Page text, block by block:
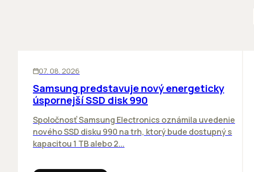
07. 08. 2026
Samsung predstavuje nový energeticky
úspornejší SSD disk 990
Spoločnosť Samsung Electronics oznámila uvedenie
nového SSD disku 990 na trh, ktorý bude dostupný s
kapacitou 1 TB alebo 2...